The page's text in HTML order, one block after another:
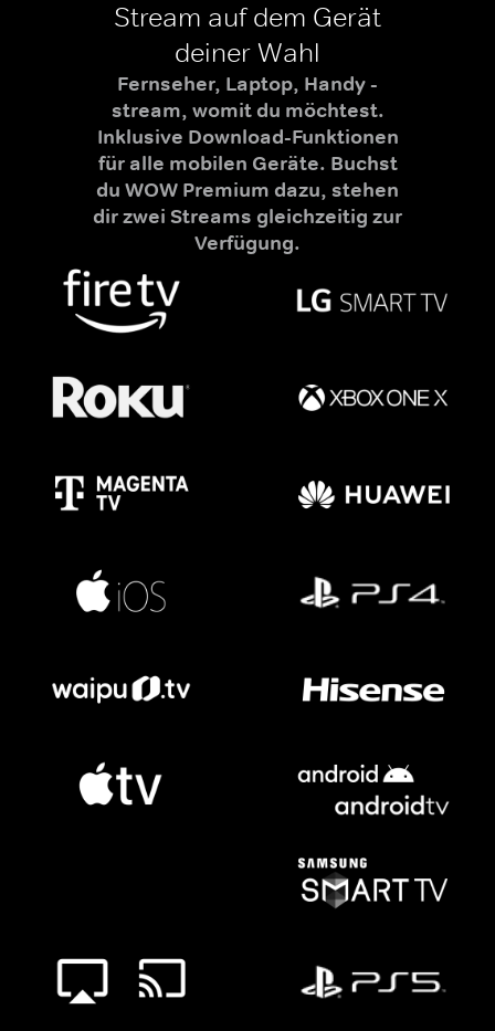
Stream auf dem Gerät
deiner Wahl
Fernseher, Laptop, Handy -
stream, womit du möchtest.
Inklusive Download-Funktionen
für alle mobilen Geräte. Buchst
du WOW Premium dazu, stehen
dir zwei Streams gleichzeitig zur
Verfügung.